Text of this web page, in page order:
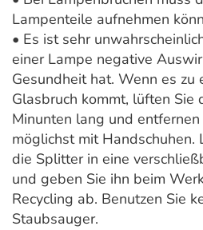
Lampenteile aufnehmen
• Es ist sehr
einer Lampe negative
Gesundheit hat. Wenn es zu
Glasbruch kommt, lüften Sie
Minunten lang und
möglichst mit Handschuhen.
die Splitter in eine
und geben Sie ihn beim
Recycling ab. Benutzen Sie
Staubsauger.